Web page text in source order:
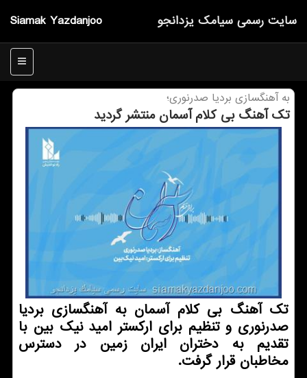
Siamak Yazdanjoo سایت رسمی سیامك یزدانجو
منو
به آهنگسازی بردیا صدرنوری؛
تک آهنگ بی کلام آسمان منتشر گردید
تک آهنگ بی کلام آسمان به آهنگسازی بردیا
صدرنوری و تنظیم برای ارکستر امید نیک بین با
تقدیم به دختران ایران زمین در دسترس
مخاطبان قرار گرفت.